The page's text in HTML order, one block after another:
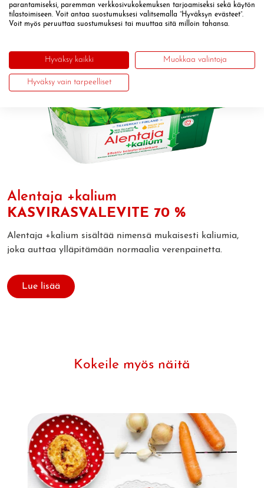
Reseptissä käytetyt tuotteet
Alentaja +kalium
KASVIRASVALEVITE 70 %
Alentaja +kalium sisältää nimensä mukaisesti kaliumia,
joka auttaa ylläpitämään normaalia verenpainetta.
Lue lisää
Kokeile myös näitä
parantamiseksi, paremman verkkosivukokemuksen tarjoamiseksi sekä käytön
tilastoimiseen. Voit antaa suostumuksesi valitsemalla ”Hyväksyn evästeet”.
Voit myös peruuttaa suostumuksesi tai muuttaa sitä milloin tahansa.
Hyväksy kaikki Muokkaa valintoja
Hyväksy vain tarpeelliset